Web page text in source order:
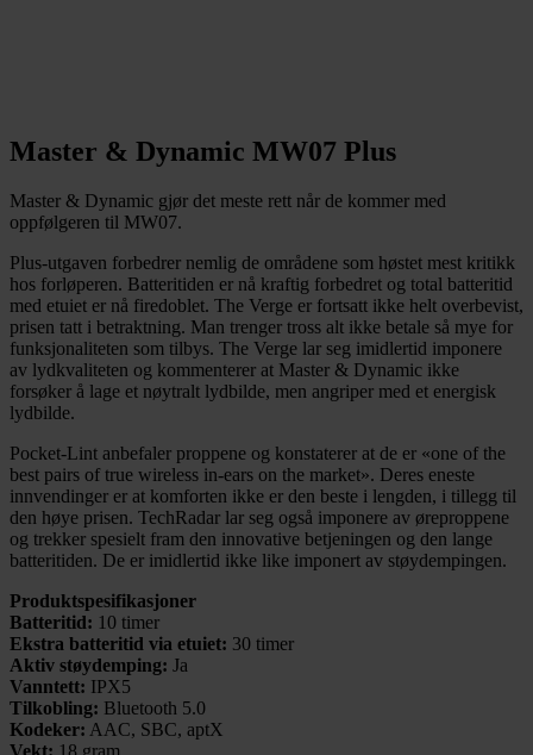
Master & Dynamic MW07 Plus
Master & Dynamic gjør det meste rett når de kommer med
oppfølgeren til MW07.
Plus-utgaven forbedrer nemlig de områdene som høstet mest kritikk
hos forløperen. Batteritiden er nå kraftig forbedret og total batteritid
med etuiet er nå firedoblet. The Verge er fortsatt ikke helt overbevist,
prisen tatt i betraktning. Man trenger tross alt ikke betale så mye for
funksjonaliteten som tilbys. The Verge lar seg imidlertid imponere
av lydkvaliteten og kommenterer at Master & Dynamic ikke
forsøker å lage et nøytralt lydbilde, men angriper med et energisk
lydbilde.
Pocket-Lint anbefaler proppene og konstaterer at de er «one of the
best pairs of true wireless in-ears on the market». Deres eneste
innvendinger er at komforten ikke er den beste i lengden, i tillegg til
den høye prisen. TechRadar lar seg også imponere av øreproppene
og trekker spesielt fram den innovative betjeningen og den lange
batteritiden. De er imidlertid ikke like imponert av støydempingen.
Produktspesifikasjoner
Batteritid: 10 timer
Ekstra batteritid via etuiet: 30 timer
Aktiv støydemping: Ja
Vanntett: IPX5
Tilkobling: Bluetooth 5.0
Kodeker: AAC, SBC, aptX